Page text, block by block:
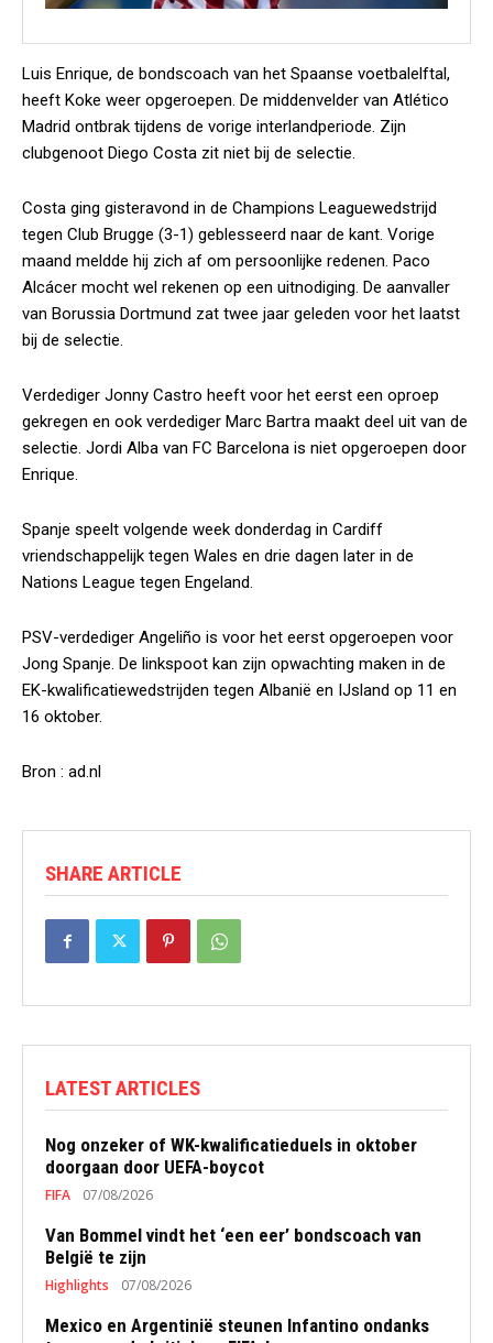
Luis Enrique, de bondscoach van het Spaanse voetbalelftal,
heeft Koke weer opgeroepen. De middenvelder van Atlético
Madrid ontbrak tijdens de vorige interlandperiode. Zijn
clubgenoot Diego Costa zit niet bij de selectie.
Costa ging gisteravond in de Champions Leaguewedstrijd
tegen Club Brugge (3-1) geblesseerd naar de kant. Vorige
maand meldde hij zich af om persoonlijke redenen. Paco
Alcácer mocht wel rekenen op een uitnodiging. De aanvaller
van Borussia Dortmund zat twee jaar geleden voor het laatst
bij de selectie.
Verdediger Jonny Castro heeft voor het eerst een oproep
gekregen en ook verdediger Marc Bartra maakt deel uit van de
selectie. Jordi Alba van FC Barcelona is niet opgeroepen door
Enrique.
Spanje speelt volgende week donderdag in Cardiff
vriendschappelijk tegen Wales en drie dagen later in de
Nations League tegen Engeland.
PSV-verdediger Angeliño is voor het eerst opgeroepen voor
Jong Spanje. De linkspoot kan zijn opwachting maken in de
EK-kwalificatiewedstrijden tegen Albanië en IJsland op 11 en
16 oktober.
Bron : ad.nl
SHARE ARTICLE
LATEST ARTICLES
Nog onzeker of WK-kwalificatieduels in oktober
doorgaan door UEFA-boycot
FIFA 07/08/2026
Van Bommel vindt het ‘een eer’ bondscoach van
België te zijn
Highlights 07/08/2026
Mexico en Argentinië steunen Infantino ondanks